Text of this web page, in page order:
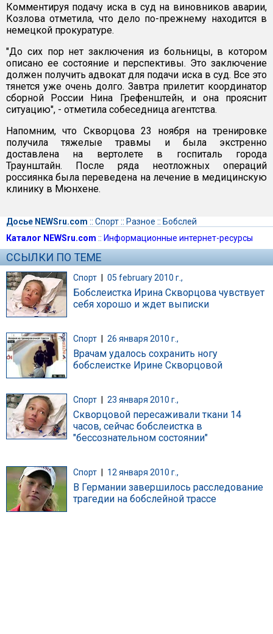
Комментируя подачу иска в суд на виновников аварии,
Козлова отметила, что дело по-прежнему находится в
немецкой прокуратуре.
"До сих пор нет заключения из больницы, в котором
описано ее состояние и перспективы. Это заключение
должен получить адвокат для подачи иска в суд. Все это
тянется уже очень долго. Завтра прилетит координатор
сборной России Нина Грефенштейн, и она прояснит
ситуацию", - отметила собеседница агентства.
Напомним, что Скворцова 23 ноября на тренировке
получила тяжелые травмы и была экстренно
доставлена на вертолете в госпиталь города
Траунштайн. После ряда неотложных операций
россиянка была переведена на лечение в медицинскую
клинику в Мюнхене.
Досье NEWSru.com :: Спорт:: Разное :: Бобслей
Каталог NEWSru.com :: Информационные интернет-ресурсы
ССЫЛКИ ПО ТЕМЕ
Спорт | 05 february 2010 г.,
Бобслеистка Ирина Скворцова чувствует
себя хорошо и ждет выписки
Спорт 26 января 2010 г.,
Врачам удалось сохранить ногу
бобслеистке Ирине Скворцовой
Спорт 23 января 2010 г.,
Скворцовой пересаживали ткани 14
часов, сейчас бобслеистка в
"бессознательном состоянии"
Спорт 12 января 2010 г.,
В Германии завершилось расследование
трагедии на бобслейной трассе